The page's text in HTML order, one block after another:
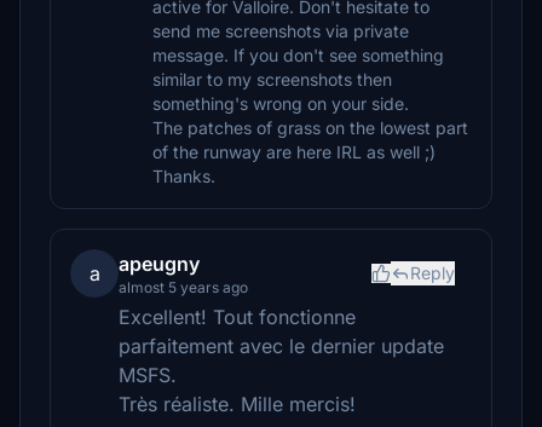
active for Valloire. Don't hesitate to
send me screenshots via private
message. If you don't see something
similar to my screenshots then
something's wrong on your side.
The patches of grass on the lowest part
of the runway are here IRL as well ;)
Thanks.
a apeugny
almost 5 years ago
Reply
Excellent! Tout fonctionne
parfaitement avec le dernier update
MSFS.
Très réaliste. Mille mercis!